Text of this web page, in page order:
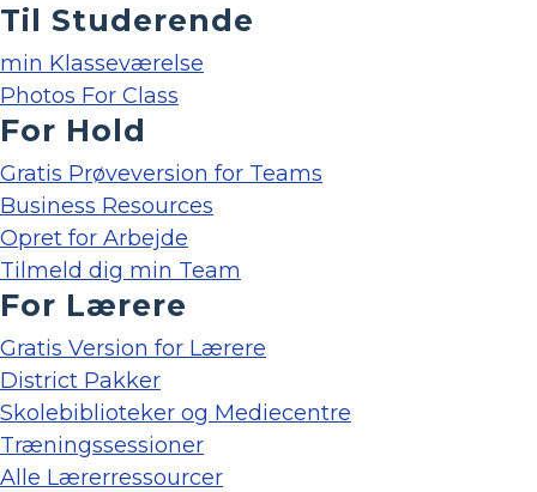
Til Studerende
min Klasseværelse
Photos For Class
For Hold
Gratis Prøveversion for Teams
Business Resources
Opret for Arbejde
Tilmeld dig min Team
For Lærere
Gratis Version for Lærere
District Pakker
Skolebiblioteker og Mediecentre
Træningssessioner
Alle Lærerressourcer